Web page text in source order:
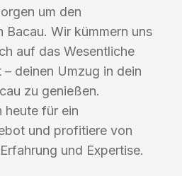
um den
Bacau. Wir kümmern uns
auf das Wesentliche
deinen Umzug in dein
zu genießen.
heute für ein
und profitiere von
und Expertise.